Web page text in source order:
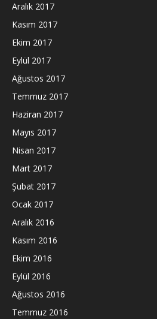
Aralık 2017
Kasım 2017
Ekim 2017
Eylül 2017
Ağustos 2017
Temmuz 2017
Haziran 2017
Mayıs 2017
Nisan 2017
Mart 2017
Şubat 2017
Ocak 2017
Aralık 2016
Kasım 2016
Ekim 2016
Eylül 2016
Ağustos 2016
Temmuz 2016